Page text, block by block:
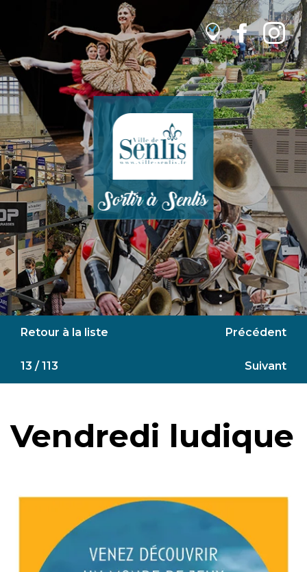
Retour à la liste Précédent
13 / 113 Suivant
Vendredi ludique